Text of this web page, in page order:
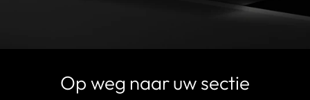
Op weg naar uw sectie